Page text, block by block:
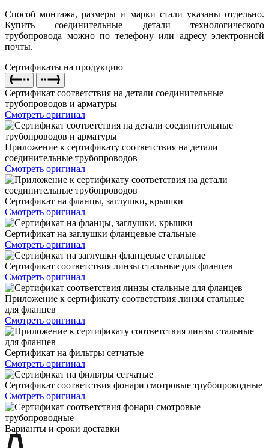
Способ монтажа, размеры и марки стали указаны отдельно.
Купить соединительные детали технологического
трубопровода можно по телефону или адресу электронной
почты.
Сертификаты на продукцию
Сертификат соответствия на детали соединительные
трубопроводов и арматуры
Смотреть оригинал
Приложение к сертификату соответствия на детали
соединительные трубопроводов
Смотреть оригинал
Сертификат на фланцы, заглушки, крышки
Смотреть оригинал
Сертификат на заглушки фланцевые стальные
Смотреть оригинал
Сертификат соответствия линзы стальные для фланцев
Смотреть оригинал
Приложение к сертификату соответствия линзы стальные
для фланцев
Смотреть оригинал
Сертификат на фильтры сетчатые
Смотреть оригинал
Сертификат соответствия фонари смотровые трубопроводные
Смотреть оригинал
Варианты и сроки доставки